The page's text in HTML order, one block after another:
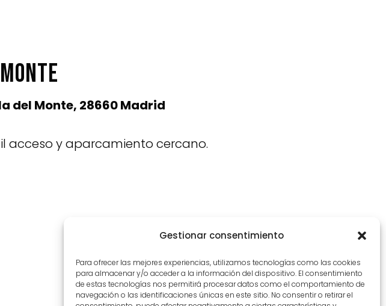
Gestionar consentimiento
Para ofrecer las mejores experiencias, utilizamos tecnologías como las cookies
para almacenar y/o acceder a la información del dispositivo. El consentimiento
de estas tecnologías nos permitirá procesar datos como el comportamiento de
navegación o las identificaciones únicas en este sitio. No consentir o retirar el
del Monte, 28660 Madrid
acceso y aparcamiento cercano.